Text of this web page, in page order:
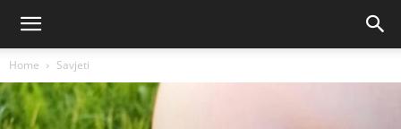
Home Savjeti